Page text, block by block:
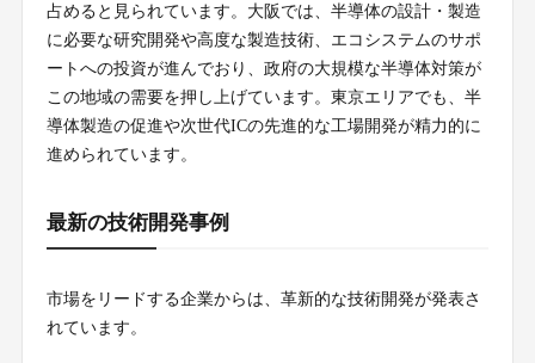
占めると見られています。大阪では、半導体の設計・製造
に必要な研究開発や高度な製造技術、エコシステムのサポ
ートへの投資が進んでおり、政府の大規模な半導体対策が
この地域の需要を押し上げています。東京エリアでも、半
導体製造の促進や次世代ICの先進的な工場開発が精力的に
進められています。
最新の技術開発事例
市場をリードする企業からは、革新的な技術開発が発表さ
れています。